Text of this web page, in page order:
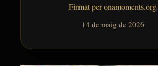
Firmat per onamoments.org
14 de maig de 2026